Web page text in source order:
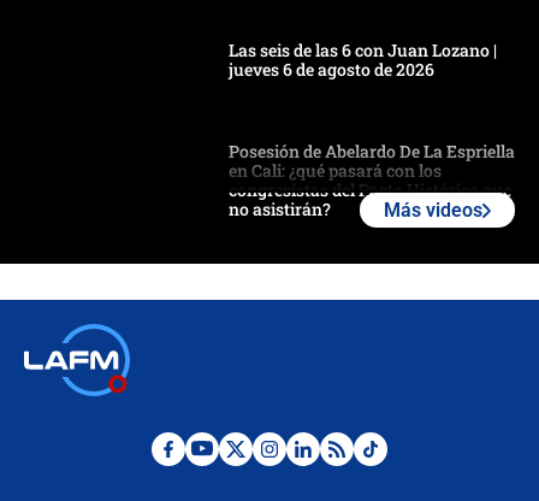
Las seis de las 6 con Juan Lozano |
jueves 6 de agosto de 2026
Posesión de Abelardo De La Espriella
en Cali: ¿qué pasará con los
congresistas del Pacto Histórico que
no asistirán?
¿Por qué De la Espriella gobernará
Más videos